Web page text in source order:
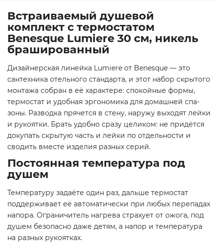
Встраиваемый душевой
комплект с термостатом
Benesque Lumiere 30 см, никель
брашированный
Дизайнерская линейка Lumiere от Benesque — это
сантехника отельного стандарта, и этот набор скрытого
монтажа собран в её характере: спокойные формы,
термостат и удобная эргономика для домашней спа-
зоны. Разводка прячется в стену, наружу выходят лейки
и рукоятки. Брать удобно сразу целиком: не придётся
докупать скрытую часть и лейки по отдельности и
сводить вместе изделия разных серий.
Постоянная температура под
душем
Температуру задаёте один раз, дальше термостат
поддерживает её автоматически при любых перепадах
напора. Ограничитель нагрева страхует от ожога, под
душем безопасно даже детям, а напор и температура
на разных рукоятках.